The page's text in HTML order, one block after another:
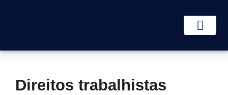
Direitos trabalhistas